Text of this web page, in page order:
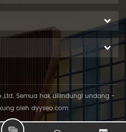
Semua hak dilindungi undang -
oleh dyyseo.com